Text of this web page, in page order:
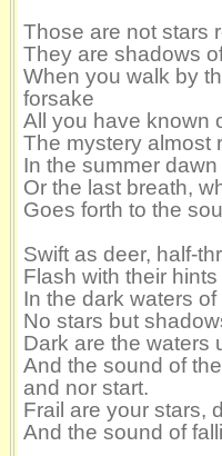
Those are not stars
They are shadows
When you walk by
forsake
All you have known
The mystery almost
In the summer
Or the last breath,
Goes forth to the
Swift as deer, half-
Flash with their
In the dark waters
No stars but
Dark are the waters
And the sound of
and nor start.
Frail are your stars,
And the sound of